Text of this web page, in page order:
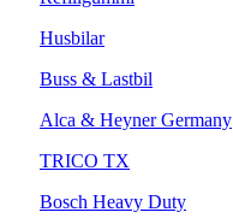
Husbilar
Buss & Lastbil
Alca & Heyner Germany
TRICO TX
Bosch Heavy Duty